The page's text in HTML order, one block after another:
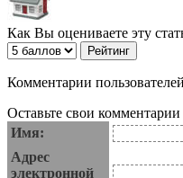
Как Вы оцениваете эту
Комментарии пользователей
Оставьте свои комментарии
Имя:
Адрес
электронной